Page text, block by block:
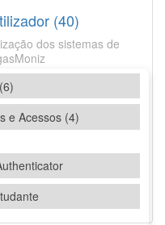
(40)
dos sistemas de
e Acessos (4)